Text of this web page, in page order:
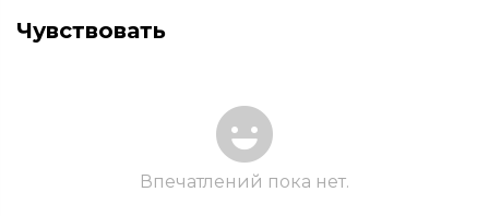
Чувствовать
Впечатлений пока нет.